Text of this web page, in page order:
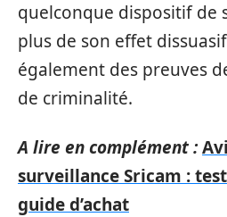
quelconque dispositif de
plus de son effet
également des preuves
de criminalité.
A lire en complément :
surveillance Sricam :
guide d’achat